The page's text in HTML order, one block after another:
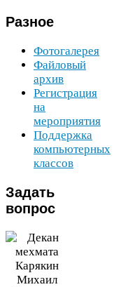
Разное
Фотогалерея
Файловый
архив
Регистрация
на
мероприятия
Поддержка
компьютерных
классов
Задать
вопрос